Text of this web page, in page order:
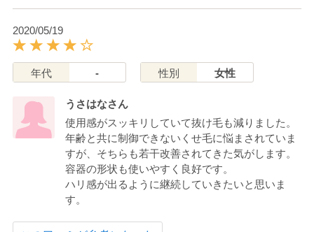
2020/05/19
年代 - 性別 女性
うさはなさん
使用感がスッキリしていて抜け毛も減りました。
年齢と共に制御できないくせ毛に悩まされていま
すが、そちらも若干改善されてきた気がします。
容器の形状も使いやすく良好です。
ハリ感が出るように継続していきたいと思いま
す。